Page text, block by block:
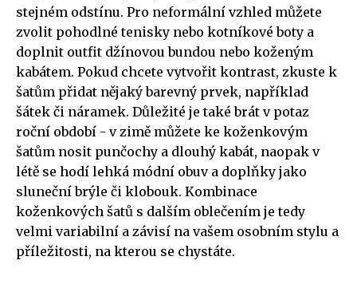
stejném odstínu. Pro neformální vzhled můžete
zvolit pohodlné tenisky nebo kotníkové boty a
doplnit outfit džínovou bundou nebo koženým
kabátem. Pokud chcete vytvořit kontrast, zkuste k
šatům přidat nějaký barevný prvek, například
šátek či náramek. Důležité je také brát v potaz
roční období - v zimě můžete ke koženkovým
šatům nosit punčochy a dlouhý kabát, naopak v
létě se hodí lehká módní obuv a doplňky jako
sluneční brýle či klobouk. Kombinace
koženkových šatů s dalším oblečením je tedy
velmi variabilní a závisí na vašem osobním stylu a
příležitosti, na kterou se chystáte.